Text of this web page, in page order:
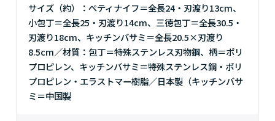
サイズ（約）：ぺティナイフ＝全長24・刃渡り13cm、
小包丁＝全長25・刃渡り14cm、三徳包丁＝全長30.5・
刃渡り18cm、キッチンバサミ＝全長20.5×刃渡り
8.5cm／材質：包丁＝特殊ステンレス刃物鋼、柄＝ポリ
プロピレン、キッチンバサミ＝特殊ステンレス鋼・ポリ
プロピレン・エラストマー樹脂／日本製（キッチンバサ
ミ＝中国製